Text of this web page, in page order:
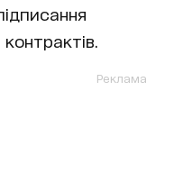
Реклама